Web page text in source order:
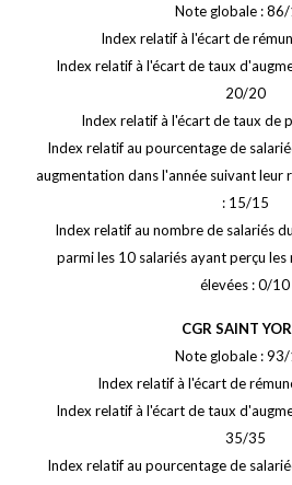
Note globale :
Index relatif à l'écart de
Index relatif à l'écart de taux
20/20
Index relatif à l'écart de taux de
Index relatif au pourcentage de
augmentation dans l'année suivant
: 15/15
Index relatif au nombre de salariés
parmi les 10 salariés ayant perçu
élevées : 0/10
CGR SAINT
Note globale :
Index relatif à l'écart de
Index relatif à l'écart de taux
35/35
Index relatif au pourcentage de